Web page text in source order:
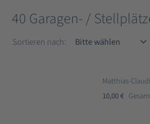
40 Garagen- /
Sortieren nach:
Matthias-
10,00 €